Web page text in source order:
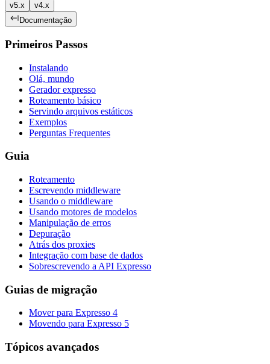
v5.x
v4.x
Documentação
Primeiros Passos
Instalando
Olá, mundo
Gerador expresso
Roteamento básico
Servindo arquivos estáticos
Exemplos
Perguntas Frequentes
Guia
Roteamento
Escrevendo middleware
Usando o middleware
Usando motores de modelos
Manipulação de erros
Depuração
Atrás dos proxies
Integração com base de dados
Sobrescrevendo a API Expresso
Guias de migração
Mover para Expresso 4
Movendo para Expresso 5
Tópicos avançados